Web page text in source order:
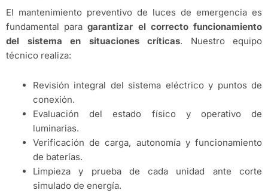
El mantenimiento preventivo de luces de emergencia es
fundamental paragarantizar el correcto funcionamiento
del sistema en situaciones críticas. Nuestro equipo
técnico realiza:
Revisión integral del sistema eléctrico y puntos de
conexión.
Evaluación del estado físico y operativo de
luminarias.
Verificación de carga, autonomía y funcionamiento
de baterías.
Limpieza y prueba de cada unidad ante corte
simulado de energía.